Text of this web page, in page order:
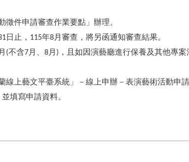
件申請審查作業要點」辦理。
日止， 115年8月審查，將另函通知審查結果。
月 (不含7月、 8月 ) ，且如因演藝廳進行保養及其他專
線上藝文平臺系統」－線上申辦－表演藝術活動申請
填寫申請資料。